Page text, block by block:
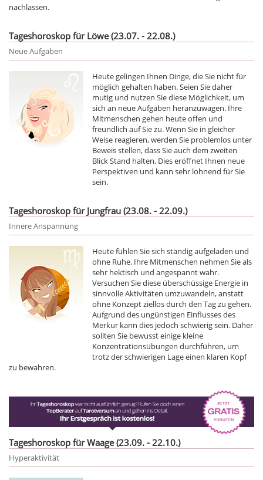
nachlassen.
Tageshoroskop für Löwe (23.07. - 22.08.)
Neue Aufgaben
Heute gelingen Ihnen Dinge, die Sie nicht für
möglich gehalten haben. Seien Sie daher
mutig und nutzen Sie diese Möglichkeit, um
sich an neue Aufgaben heranzuwagen. Ihre
Mitmenschen gehen heute offen und
freundlich auf Sie zu. Wenn Sie in gleicher
Weise reagieren, werden Sie problemlos unter
Beweis stellen, dass Sie auch dem zweiten
Blick Stand halten. Dies eröffnet Ihnen neue
Perspektiven und kann sehr lohnend für Sie
sein.
Tageshoroskop für Jungfrau (23.08. - 22.09.)
Innere Anspannung
Heute fühlen Sie sich ständig aufgeladen und
ohne Ruhe. Ihre Mitmenschen nehmen Sie als
sehr hektisch und angespannt wahr.
Versuchen Sie diese überschüssige Energie in
sinnvolle Aktivitäten umzuwandeln, anstatt
ohne Konzept ziellos durch den Tag zu gehen.
Aufgrund des ungünstigen Einflusses des
Merkur kann dies jedoch schwierig sein. Daher
sollten Sie bewusst einige kleine
Konzentrationsübungen durchführen, um
trotz der schwierigen Lage einen klaren Kopf
zu bewahren.
Tageshoroskop für Waage (23.09. - 22.10.)
Hyperaktivität